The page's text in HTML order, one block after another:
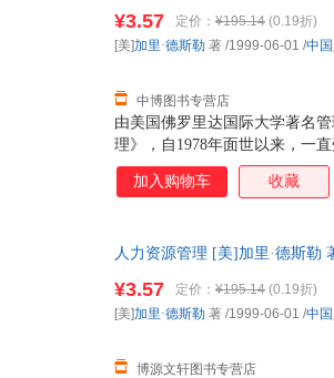
人力资源管理的任务。3．新增
讲述创业型企业可能遇到的各
由美国佛罗里达国际大学著名
理》，自1978年面世以来，一
在世界最大的教育图书出版商
上，该书一直名列前茅。由中
以“人高于一切”的价值观为基
门的事。凡是管理者都需要在
底。（2）赢得雇员的献身精神
¥3.57 定价： ¥195.14 (0.19折)
中博图书专营店
[美]加里·德斯勒 著 /1999-06-01 /中
加入购物车 收藏
人力资源管理 [美]加里·德斯勒
¥3.57 定价： ¥195.14 (0.19折)
博源文轩图书专营店
[美]加里·德斯勒 著 /1999-06-01 /中